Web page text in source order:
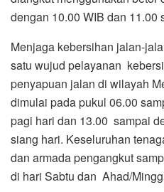
dengan 10.00 WIB dan 11.00
Menjaga kebersihan jalan-
satu wujud pelayanan
penyapuan jalan di wilayah
dimulai pada pukul 06.00
pagi hari dan 13.00 sampai
siang hari. Keseluruhan
dan armada pengangkut
di hari Sabtu dan Ahad/